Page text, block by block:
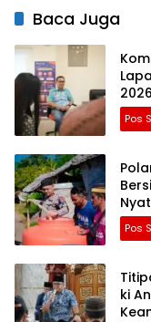
Baca Juga
Pos
Pos
ki